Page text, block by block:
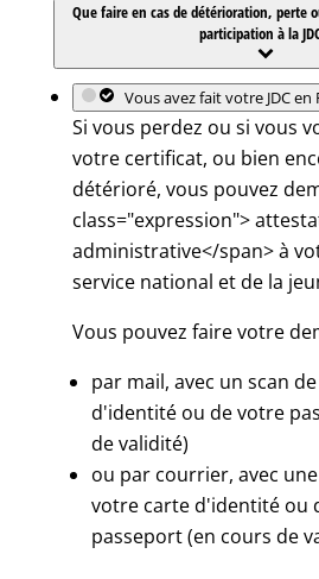
Que faire en cas de détérioration, perte
participation à la
Vous avez fait votre JDC en
Si vous perdez ou si vous
votre certificat, ou bien
détérioré, vous pouvez
class="expression">
administrative</span> à
service national et de la
Vous pouvez faire votre
par mail, avec un scan
d'identité ou de votre
de validité)
ou par courrier, avec
votre carte d'identité ou
passeport (en cours de